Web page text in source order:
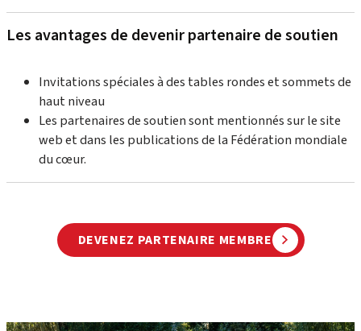
Les avantages de devenir partenaire de soutien
Invitations spéciales à des tables rondes et sommets de
haut niveau
Les partenaires de soutien sont mentionnés sur le site
web et dans les publications de la Fédération mondiale
du cœur.
DEVENEZ PARTENAIRE MEMBRE